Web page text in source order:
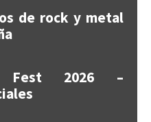
de rock y metal
Fest 2026 –